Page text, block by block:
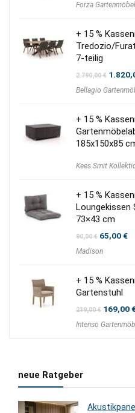
Forza Gartenmöbel
+ 15 %
Tredozio/
7-teilig
2.790,00€
war:
Bellagio
+ 15 %
185x150x85
Kees Smit
+ 15 %
Loungekissen
73×43 cm
90,00€
war:
65,00€
Madison
+ 15 %
Gartenstuhl
219,00€
war:
169,00
Intenso
neue Ratgeber